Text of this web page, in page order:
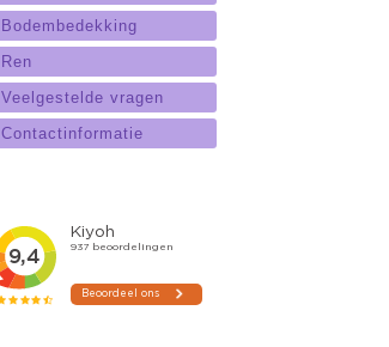
Bodembedekking
Ren
Veelgestelde vragen
Contactinformatie